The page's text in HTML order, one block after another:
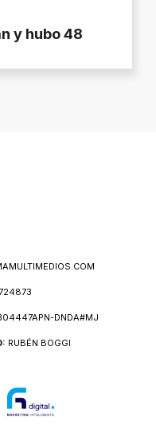
y hubo 48
DNDA#MJ
RUBÉN BOGGI